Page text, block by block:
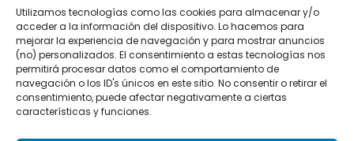
Utilizamos tecnologías como las cookies para almacenar y/o
acceder a la información del dispositivo. Lo hacemos para
mejorar la experiencia de navegación y para mostrar anuncios
(no) personalizados. El consentimiento a estas tecnologías nos
permitirá procesar datos como el comportamiento de
navegación o los ID's únicos en este sitio. No consentir o retirar el
consentimiento, puede afectar negativamente a ciertas
características y funciones.
+34 662 342 177
info@vkssport.com
SÍGUENOS